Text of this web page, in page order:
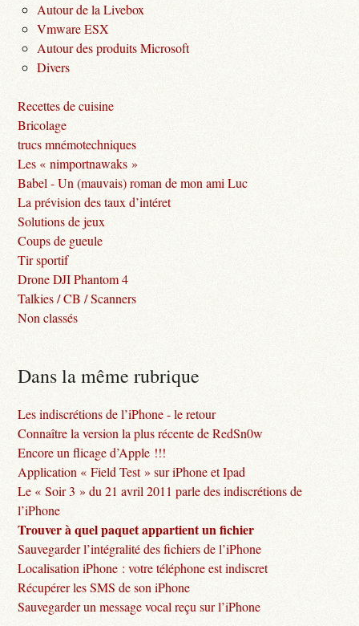
Autour de la Livebox
Vmware ESX
Autour des produits Microsoft
Divers
Recettes de cuisine
Bricolage
trucs mnémotechniques
Les « nimportnawaks »
Babel - Un (mauvais) roman de mon ami Luc
La prévision des taux d’intéret
Solutions de jeux
Coups de gueule
Tir sportif
Drone DJI Phantom 4
Talkies / CB / Scanners
Non classés
Dans la même rubrique
Les indiscrétions de l’iPhone - le retour
Connaître la version la plus récente de RedSn0w
Encore un flicage d’Apple !!!
Application « Field Test » sur iPhone et Ipad
Le « Soir 3 » du 21 avril 2011 parle des indiscrétions de
l’iPhone
Trouver à quel paquet appartient un fichier
Sauvegarder l’intégralité des fichiers de l’iPhone
Localisation iPhone : votre téléphone est indiscret
Récupérer les SMS de son iPhone
Sauvegarder un message vocal reçu sur l’iPhone